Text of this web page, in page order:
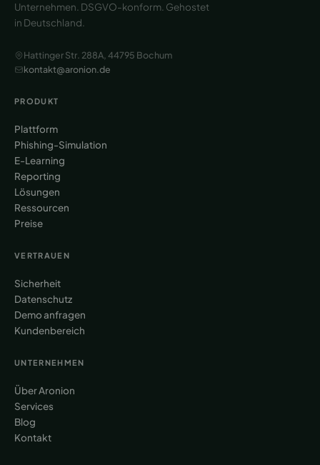
Unternehmen. DSGVO-konform. Gehostet
in Deutschland.
Hattinger Str. 288A, 44795 Bochum
kontakt@aronion.de
PRODUKT
Plattform
Phishing-Simulation
E-Learning
Reporting
Lösungen
Ressourcen
Preise
VERTRAUEN
Sicherheit
Datenschutz
Demo anfragen
Kundenbereich
UNTERNEHMEN
Über Aronion
Services
Blog
Kontakt